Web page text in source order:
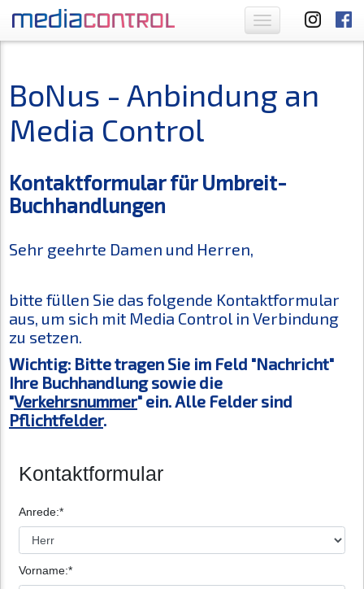
Toggle
navigation
BoNus - Anbindung an
Media Control
Kontaktformular für Umbreit-
Buchhandlungen
Sehr geehrte Damen und Herren,
bitte füllen Sie das folgende Kontaktformular
aus, um sich mit Media Control in Verbindung
zu setzen.
Wichtig: Bitte tragen Sie im Feld "Nachricht"
Ihre Buchhandlung sowie die
"Verkehrsnummer" ein. Alle Felder sind
Pflichtfelder.